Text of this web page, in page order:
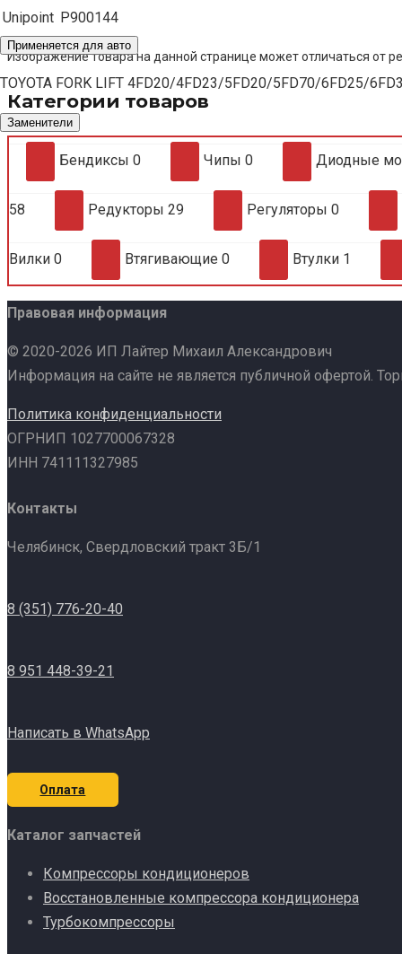
Unipoint P900144
Применяется для авто
TOYOTA FORK LIFT 4FD20/4FD23/5FD20/5FD70/6FD25/
Заменители
Изображение товара на данной странице может отличаться от
Категории товаров
Бендиксы 0 Чипы 0 Диодные
58 Редукторы 29 Регуляторы 0
Вилки 0 Втягивающие 0 Втулки 1
Правовая информация
© 2020-2026 ИП Лайтер Михаил Александрович
Информация на сайте не является публичной офертой.
Политика конфиденциальности
ОГРНИП 1027700067328
ИНН 741111327985
Контакты
Челябинск, Свердловский тракт 3Б/1
8 (351) 776-20-40
8 951 448-39-21
Написать в WhatsApp
Оплата
Каталог запчастей
Компрессоры кондиционеров
Восстановленные компрессора кондиционера
Турбокомпрессоры